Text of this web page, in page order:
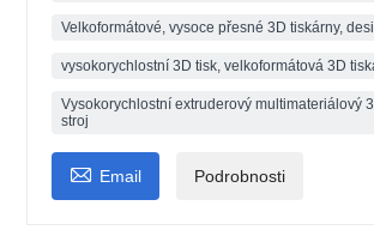
Velkoformátové, vysoce přesné 3D tiskárny,
vysokorychlostní 3D tisk, velkoformátová 3D
Vysokorychlostní extruderový multimateriálový
stroj
 Email Podrobnosti